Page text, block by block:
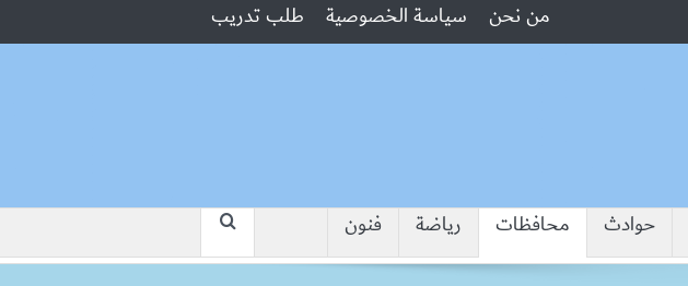
من نحن سياسة الخصوصية طلب تدريب
حوادث محافظات رياضة
فنون